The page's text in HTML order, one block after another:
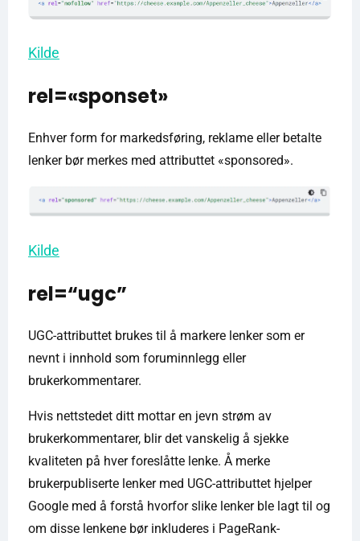
Kilde
rel=«sponset»
Enhver form for markedsføring, reklame eller betalte
lenker bør merkes med attributtet «sponsored».
Kilde
rel=“ugc”
UGC-attributtet brukes til å markere lenker som er
nevnt i innhold som foruminnlegg eller
brukerkommentarer.
Hvis nettstedet ditt mottar en jevn strøm av
brukerkommentarer, blir det vanskelig å sjekke
kvaliteten på hver foreslåtte lenke. Å merke
brukerpubliserte lenker med UGC-attributtet hjelper
Google med å forstå hvorfor slike lenker ble lagt til og
om disse lenkene bør inkluderes i PageRank-